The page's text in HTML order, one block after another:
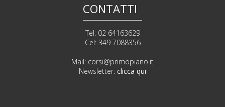
CONTATTI
Tel: 02 64163629
Cel: 349 7088356
Mail: corsi@primopiano.it
Newsletter: clicca qui